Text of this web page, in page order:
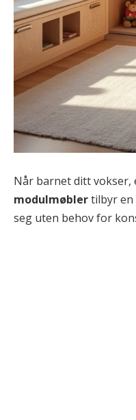
Når barnet ditt vokser,
modulmøblertilbyr en
seg uten behov for